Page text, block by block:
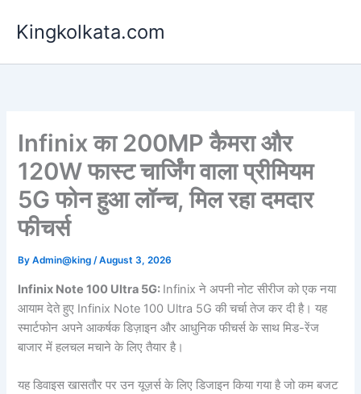
Kingkolkata.com
Infinix का 200MP कैमरा और
120W फास्ट चार्जिंग वाला प्रीमियम
5G फोन हुआ लॉन्च, मिल रहा दमदार
फीचर्स
ByAdmin@king/August 3, 2026
Infinix Note 100 Ultra 5G: Infinix ने अपनी नोट सीरीज को एक नया
आयाम देते हुए Infinix Note 100 Ultra 5G की चर्चा तेज कर दी है। यह
स्मार्टफोन अपने आकर्षक डिज़ाइन और आधुनिक फीचर्स के साथ मिड-रेंज
बाजार में हलचल मचाने के लिए तैयार है।
यह डिवाइस खासतौर पर उन यूज़र्स के लिए डिजाइन किया गया है जो कम बजट